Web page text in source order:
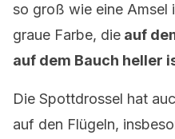
so groß wie eine Amsel
graue Farbe, die auf
auf dem Bauch heller
Die Spottdrossel hat
auf den Flügeln,